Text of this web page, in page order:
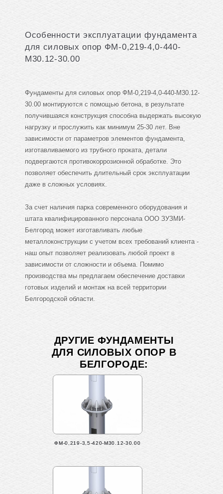
Особенности эксплуатации фундамента
для силовых опор ФМ-0,219-4,0-440-
М30.12-30.00
Фундаменты для силовых опор ФМ-0,219-4,0-440-М30.12-
30.00 монтируются с помощью бетона, в результате
получившаяся конструкция способна выдержать высокую
нагрузку и прослужить как минимум 25-30 лет. Вне
зависимости от параметров элементов фундамента,
изготавливаемого из трубного проката, детали
подвергаются противокоррозионной обработке. Это
позволяет обеспечить длительный срок эксплуатации
даже в сложных условиях.
За счет наличия парка современного оборудования и
штата квалифицированного персонала ООО ЗУЗМИ-
Белгород может изготавливать любые
металлоконструкции с учетом всех требований клиента -
наш опыт позволяет реализовать любой проект в
зависимости от сложности и объема. Помимо
производства мы предлагаем обеспечение доставки
готовых изделий и монтаж на всей территории
Белгородской области.
ДРУГИЕ ФУНДАМЕНТЫ
ДЛЯ СИЛОВЫХ ОПОР В
БЕЛГОРОДЕ:
ФМ-0,219-3,5-420-М30.12-30.00